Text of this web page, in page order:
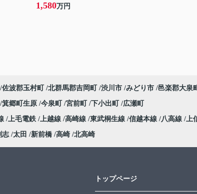
1,580万円
佐波郡玉村町 北群馬郡吉岡町 渋川市 みどり市 邑楽郡大泉
箕郷町生原 今泉町 宮前町 下小出町 広瀬町
上毛電鉄 上越線 高崎線 東武桐生線 信越本線 八高線 上
志 太田 新前橋 高崎 北高崎
トップページ